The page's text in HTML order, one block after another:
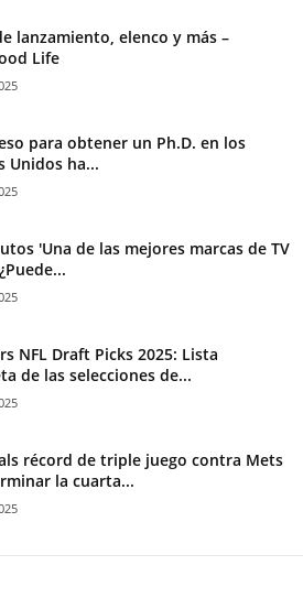
lanzamiento, elenco y más –
Life
para obtener un Ph.D. en los
Unidos ha...
'Una de las mejores marcas de TV
NFL Draft Picks 2025: Lista
de las selecciones de...
récord de triple juego contra Mets
la cuarta...